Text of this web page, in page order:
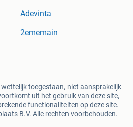
Adevinta
2ememain
toegestaan, niet aansprakelijk
uit het gebruik van deze site,
functionaliteiten op deze site.
B.V. Alle rechten voorbehouden.